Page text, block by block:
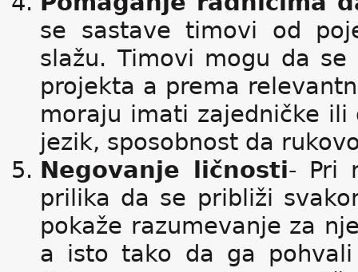
se sastave timovi od
slažu. Timovi mogu da
projekta a prema
moraju imati zajedničke
jezik, sposobnost da
Negovanje ličnosti- Pri
prilika da se približi
pokaže razumevanje za
a isto tako da ga